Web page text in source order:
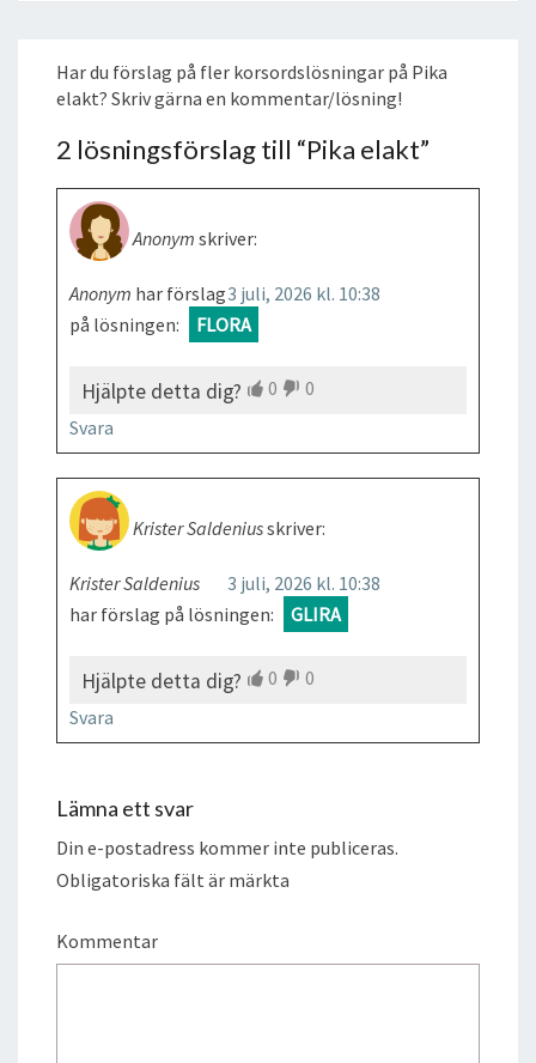
Har du förslag på fler korsordslösningar på Pika
elakt? Skriv gärna en kommentar/lösning!
2 lösningsförslag till “Pika elakt”
Anonym skriver:
3 juli, 2026 kl. 10:38
Anonym har förslag
på lösningen:
FLORA
Hjälpte detta dig? 0
0
Svara
Krister Saldeniusskriver:
3 juli, 2026 kl. 10:38
Krister Saldenius
har förslag på lösningen:
GLIRA
Hjälpte detta dig? 0
0
Svara
Lämna ett svar
Din e-postadress kommer inte publiceras.
Obligatoriska fält är märkta
Kommentar